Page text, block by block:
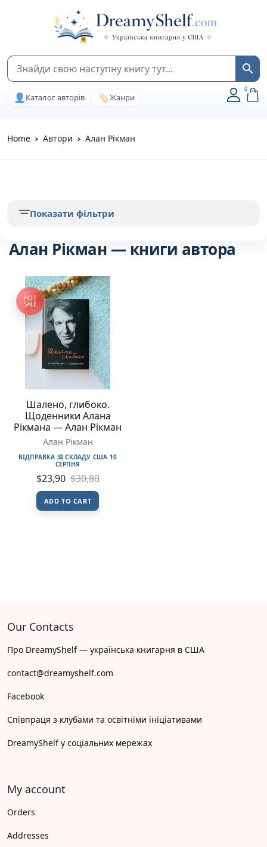
👤 Каталог авторів 🏷️Жанри
0
Home Автори Алан Рікман
Алан Рікман — книги автора
HOT
SALE
Шалено, глибоко.
Щоденники Алана
Рікмана — Алан Рікман
Алан Рікман
ВІДПРАВКА ЗІ СКЛАДУ США 10
СЕРПНЯ
$23,90 $30,80
ADD TO CART
Показати фільтри
Our Contacts
Про DreamyShelf — українська книгарня в США
contact@dreamyshelf.com
Facebook
Співпраця з клубами та освітніми ініціативами
DreamyShelf у соціальних мережах
My account
Orders
Addresses